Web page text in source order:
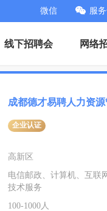
微信 服
线下招聘会 网络
成都德才易聘人力资源
企业认证
高新区
电信邮政、计算机、互联
技术服务
100-1000人